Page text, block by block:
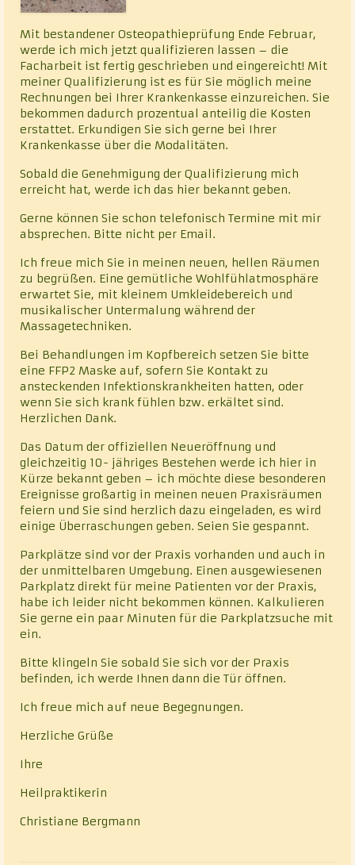
Mit bestandener Osteopathieprüfung Ende Februar,
werde ich mich jetzt qualifizieren lassen – die
Facharbeit ist fertig geschrieben und eingereicht! Mit
meiner Qualifizierung ist es für Sie möglich meine
Rechnungen bei Ihrer Krankenkasse einzureichen. Sie
bekommen dadurch prozentual anteilig die Kosten
erstattet. Erkundigen Sie sich gerne bei Ihrer
Krankenkasse über die Modalitäten.
Sobald die Genehmigung der Qualifizierung mich
erreicht hat, werde ich das hier bekannt geben.
Gerne können Sie schon telefonisch Termine mit mir
absprechen. Bitte nicht per Email.
Ich freue mich Sie in meinen neuen, hellen Räumen
zu begrüßen. Eine gemütliche Wohlfühlatmosphäre
erwartet Sie, mit kleinem Umkleidebereich und
musikalischer Untermalung während der
Massagetechniken.
Bei Behandlungen im Kopfbereich setzen Sie bitte
eine FFP2 Maske auf, sofern Sie Kontakt zu
ansteckenden Infektionskrankheiten hatten, oder
wenn Sie sich krank fühlen bzw. erkältet sind.
Herzlichen Dank.
Das Datum der offiziellen Neueröffnung und
gleichzeitig 10- jähriges Bestehen werde ich hier in
Kürze bekannt geben – ich möchte diese besonderen
Ereignisse großartig in meinen neuen Praxisräumen
feiern und Sie sind herzlich dazu eingeladen, es wird
einige Überraschungen geben. Seien Sie gespannt.
Parkplätze sind vor der Praxis vorhanden und auch in
der unmittelbaren Umgebung. Einen ausgewiesenen
Parkplatz direkt für meine Patienten vor der Praxis,
habe ich leider nicht bekommen können. Kalkulieren
Sie gerne ein paar Minuten für die Parkplatzsuche mit
ein.
Bitte klingeln Sie sobald Sie sich vor der Praxis
befinden, ich werde Ihnen dann die Tür öffnen.
Ich freue mich auf neue Begegnungen.
Herzliche Grüße
Ihre
Heilpraktikerin
Christiane Bergmann